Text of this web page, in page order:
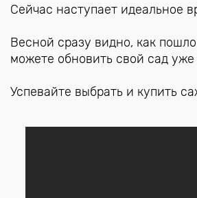
Сейчас наступает идеальное
Весной сразу видно, как
можете обновить свой сад уже
Успевайте выбрать и купить